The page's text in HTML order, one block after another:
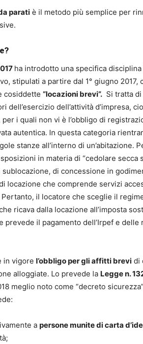
parati è il metodo più semplice per
ha introdotto una specifica
stipulati a partire dal 1° giugno 2017,
cosiddette “locazioni brevi”. Si tratta
dell’esercizio dell’attività d’impresa,
i quali non vi è l’obbligo di
autentica. In questa categoria
stanze all’interno di un’abitazione.
in materia di “cedolare secca
di concessione in
locazione che comprende servizi
il locatore che sceglie il
ricava dalla locazione all’imposta
prevede il pagamento dell’Irpef e
in vigore l’obbligo per gli affitti brevi di
alloggiate. Lo prevede la Legge n.
meglio noto come “decreto
a persone munite di carta